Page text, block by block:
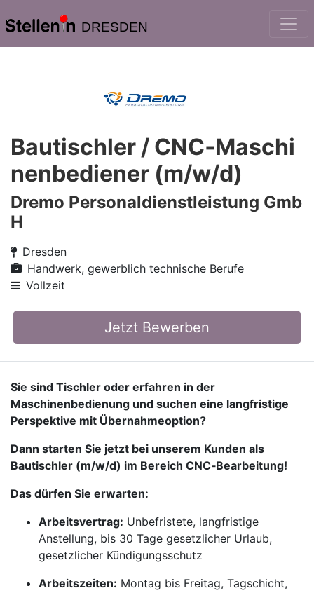
DRESDEN
Bautischler / CNC‑Maschi
nenbediener (m/w/d)
Dremo Personaldienstleistung Gmb
H
Dresden
Handwerk, gewerblich technische Berufe
Vollzeit
Jetzt Bewerben
Sie sind Tischler oder erfahren in der
Maschinenbedienung und suchen eine langfristige
Perspektive mit Übernahmeoption?
Dann starten Sie jetzt bei unserem Kunden als
Bautischler (m/w/d) im Bereich CNC‑Bearbeitung!
Das dürfen Sie erwarten:
Arbeitsvertrag: Unbefristete, langfristige
Anstellung, bis 30 Tage gesetzlicher Urlaub,
gesetzlicher Kündigungsschutz
Arbeitszeiten: Montag bis Freitag, Tagschicht,